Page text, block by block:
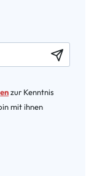
zur Kenntnis
mit ihnen